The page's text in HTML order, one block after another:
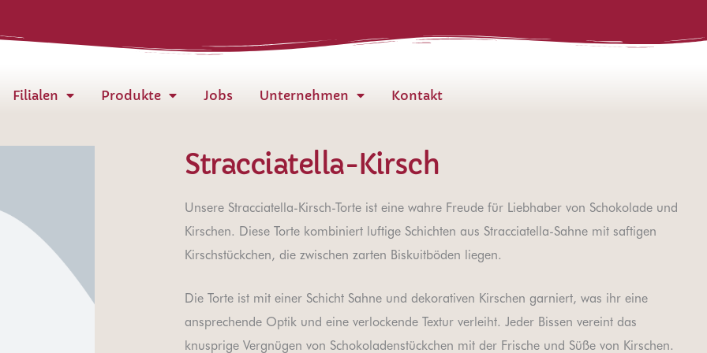
Filialen Produkte Jobs Unternehmen Kontakt
Stracciatella-Kirsch
Unsere Stracciatella-Kirsch-Torte ist eine wahre Freude für Liebhaber von Schokolade und
Kirschen. Diese Torte kombiniert luftige Schichten aus Stracciatella-Sahne mit saftigen
Kirschstückchen, die zwischen zarten Biskuitböden liegen.
Die Torte ist mit einer Schicht Sahne und dekorativen Kirschen garniert, was ihr eine
ansprechende Optik und eine verlockende Textur verleiht. Jeder Bissen vereint das
knusprige Vergnügen von Schokoladenstückchen mit der Frische und Süße von Kirschen.